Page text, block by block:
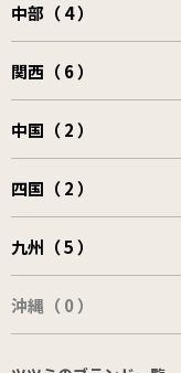
中部（ 4 ）
関西（ 6 ）
中国（ 2 ）
四国（ 2 ）
九州（ 5 ）
沖縄（ 0 ）